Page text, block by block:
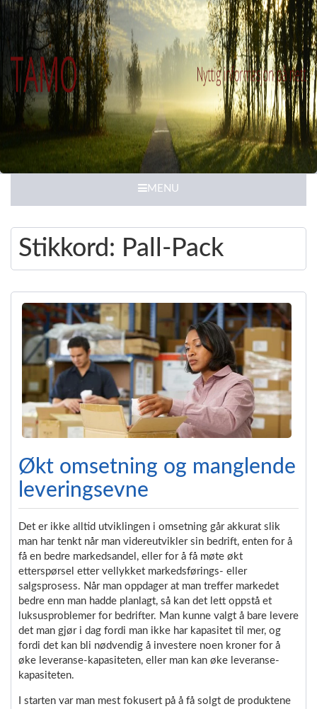
MENU
Stikkord: Pall-Pack
Økt omsetning og manglende
leveringsevne
Det er ikke alltid utviklingen i omsetning går akkurat slik
man har tenkt når man videreutvikler sin bedrift, enten for å
få en bedre markedsandel, eller for å få møte økt
etterspørsel etter vellykket markedsførings- eller
salgsprosess. Når man oppdager at man treffer markedet
bedre enn man hadde planlagt, så kan det lett oppstå et
luksusproblemer for bedrifter. Man kunne valgt å bare levere
det man gjør i dag fordi man ikke har kapasitet til mer, og
fordi det kan bli nødvendig å investere noen kroner for å
øke leveranse-kapasiteten, eller man kan øke leveranse-
kapasiteten.
I starten var man mest fokusert på å få solgt de produktene